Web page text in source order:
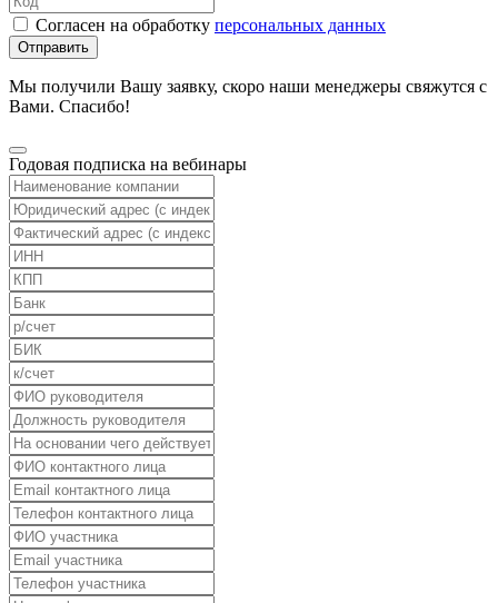
Согласен на обработку персональных данных
Отправить
Мы получили Вашу заявку, скоро наши менеджеры свяжутся с
Вами. Спасибо!
Годовая подписка на вебинары